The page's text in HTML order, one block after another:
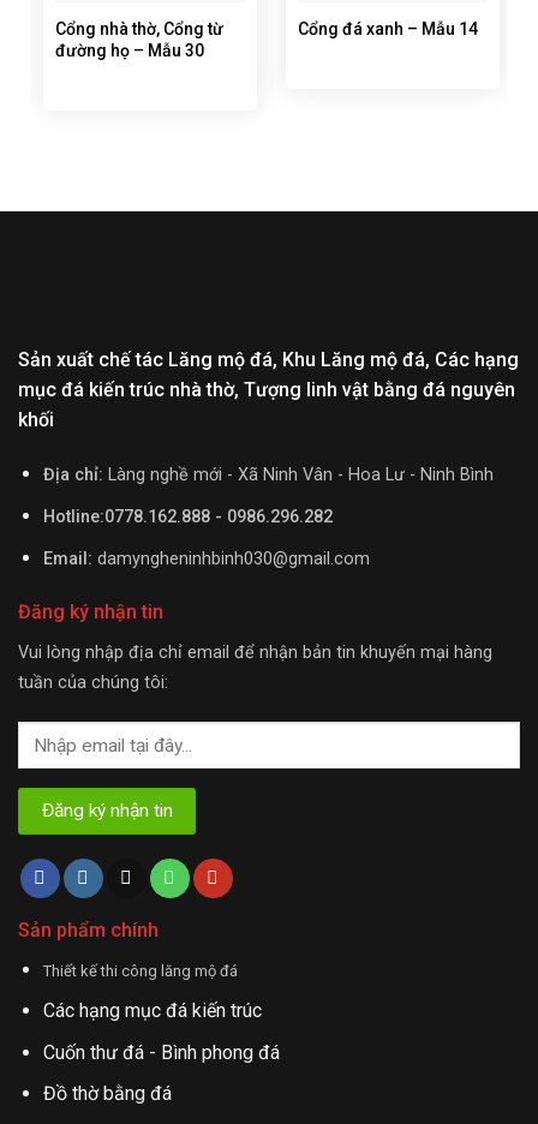
Cổng nhà thờ, Cổng từ
đường họ – Mẫu 30
Cổng đá xanh – Mẫu 14
Sản xuất chế tác Lăng mộ đá, Khu Lăng mộ đá, Các hạng
mục đá kiến trúc nhà thờ, Tượng linh vật bằng đá nguyên
khối
Địa chỉ: Làng nghề mới - Xã Ninh Vân - Hoa Lư - Ninh Bình
Hotline:0778.162.888 - 0986.296.282
Email: damyngheninhbinh030@gmail.com
Đăng ký nhận tin
Vui lòng nhập địa chỉ email để nhận bản tin khuyến mại hàng
tuần của chúng tôi:
Sản phẩm chính
Thiết kế thi công lăng mộ đá
Các hạng mục đá kiến trúc
Cuốn thư đá - Bình phong đá
Đồ thờ bằng đá